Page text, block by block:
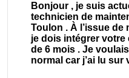
Bonjour , je suis
technicien de
Toulon . À l’issue de
je dois intégrer votre
de 6 mois . Je
normal car j’ai lu sur